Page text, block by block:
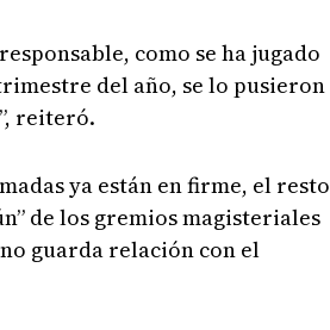
como se ha jugado
del año, se lo pusieron
reiteró.
ya están en firme, el resto
de los gremios magisteriales
guarda relación con el